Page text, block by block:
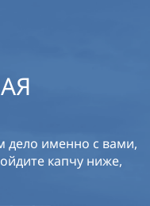
дело именно с вами,
капчу ниже,